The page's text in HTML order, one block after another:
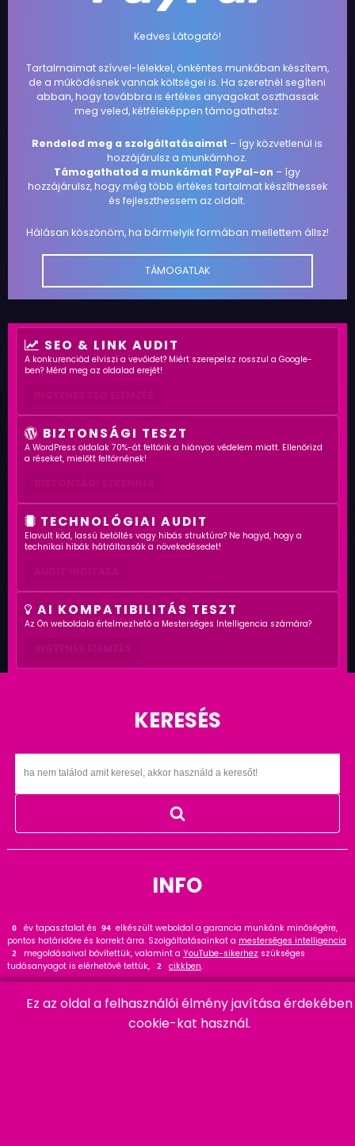
Kedves Látogató!
Tartalmaimat szívvel-lélekkel, önkéntes munkában készítem,
de a működésnek vannak költségei is. Ha szeretnél segíteni
abban, hogy továbbra is értékes anyagokat oszthassak
meg veled, kétféleképpen támogathatsz:
Rendeled meg a szolgáltatásaimat – így közvetlenül is
hozzájárulsz a munkámhoz.
Támogathatod a munkámat PayPal-on – így
hozzájárulsz, hogy még több értékes tartalmat készíthessek
és fejleszthessem az oldalt.
Hálásan köszönöm, ha bármelyik formában mellettem állsz!
TÁMOGATLAK
SEO & LINK AUDIT
A konkurenciád elviszi a vevőidet? Miért szerepelsz rosszul a Google-
ben? Mérd meg az oldalad erejét!
BIZTONSÁGI TESZT
A WordPress oldalak 70%-át feltörik a hiányos védelem miatt. Ellenőrizd
a réseket, mielőtt feltörnének!
TECHNOLÓGIAI AUDIT
Elavult kód, lassú betöltés vagy hibás struktúra? Ne hagyd, hogy a
technikai hibák hátráltassák a növekedésedet!
AI KOMPATIBILITÁS TESZT
Az Ön weboldala értelmezhető a Mesterséges Intelligencia számára?
KERESÉS
INFO
0 év tapasztalat és 126 elkészült weboldal a garancia munkánk minőségére,
pontos határidőre és korrekt árra. Szolgáltatásainkat a mesterséges intelligencia
4 megoldásaival bővítettük, valamint a YouTube-sikerhez szükséges
tudásanyagot is elérhetővé tettük,
4 cikkben.
szakértőként ajánlom a 24 cikket és bővítményt.
Ez az oldal a felhasználói élmény javítása érdekében
cookie-kat használ.